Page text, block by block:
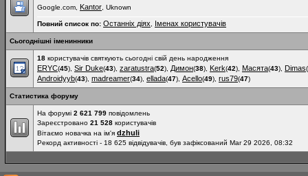
Google.com, Kantor , Uknown
Повний список по: Останніх діях Іменах користувачів
Сьогоднішні іменинники
18 користувачів святкують сьогодні свій день народження
ERYC(45), Sir Duke(43), zaratustra(52), Димон(38), Kerk(42), Масята(43), Dimas(
Androidyyb(43), madreamer(34), ellada(47), Acello(49), rus79(47)
Статистика форуму
На форумі 2 621 799 повідомлень
Зареєстровано 21 528 користувачів
Вітаємо новачка на ім'я dzhuli
Рекорд активності - 18 625 відвідувачів, був зафіксований Mar 29 2026, 08:32